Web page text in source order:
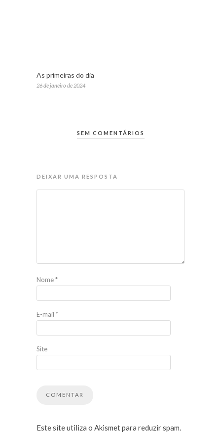
As primeiras do dia
26 de janeiro de 2024
SEM COMENTÁRIOS
DEIXAR UMA RESPOSTA
Nome*
E-mail *
Site
Este site utiliza o Akismet para reduzir spam.